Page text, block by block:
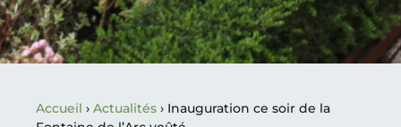
Accueil › Actualités › Inauguration ce soir de la